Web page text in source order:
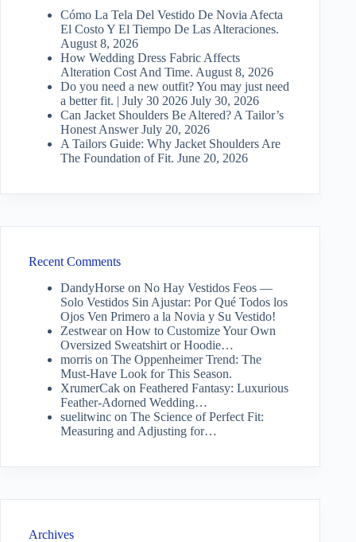
Cómo La Tela Del Vestido De Novia Afecta
El Costo Y El Tiempo De Las Alteraciones.
August 8, 2026
How Wedding Dress Fabric Affects
Alteration Cost And Time. August 8, 2026
Do you need a new outfit? You may just need
a better fit. | July 30 2026 July 30, 2026
Can Jacket Shoulders Be Altered? A Tailor’s
Honest Answer July 20, 2026
A Tailors Guide: Why Jacket Shoulders Are
The Foundation of Fit. June 20, 2026
Recent Comments
DandyHorse on No Hay Vestidos Feos —
Solo Vestidos Sin Ajustar: Por Qué Todos los
Ojos Ven Primero a la Novia y Su Vestido!
Zestwearon How to Customize Your Own
Oversized Sweatshirt or Hoodie…
morris on The Oppenheimer Trend: The
Must-Have Look for This Season.
XrumerCak on Feathered Fantasy: Luxurious
Feather-Adorned Wedding…
suelitwinc on The Science of Perfect Fit:
Measuring and Adjusting for…
Archives